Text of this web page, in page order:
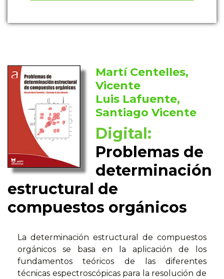
Martí Centelles,
Vicente
Luis Lafuente,
Santiago Vicente
Digital:
Problemas de
determinación
estructural de
compuestos orgánicos
La determinación estructural de compuestos
orgánicos se basa en la aplicación de los
fundamentos teóricos de las diferentes
técnicas espectroscópicas para la resolución de